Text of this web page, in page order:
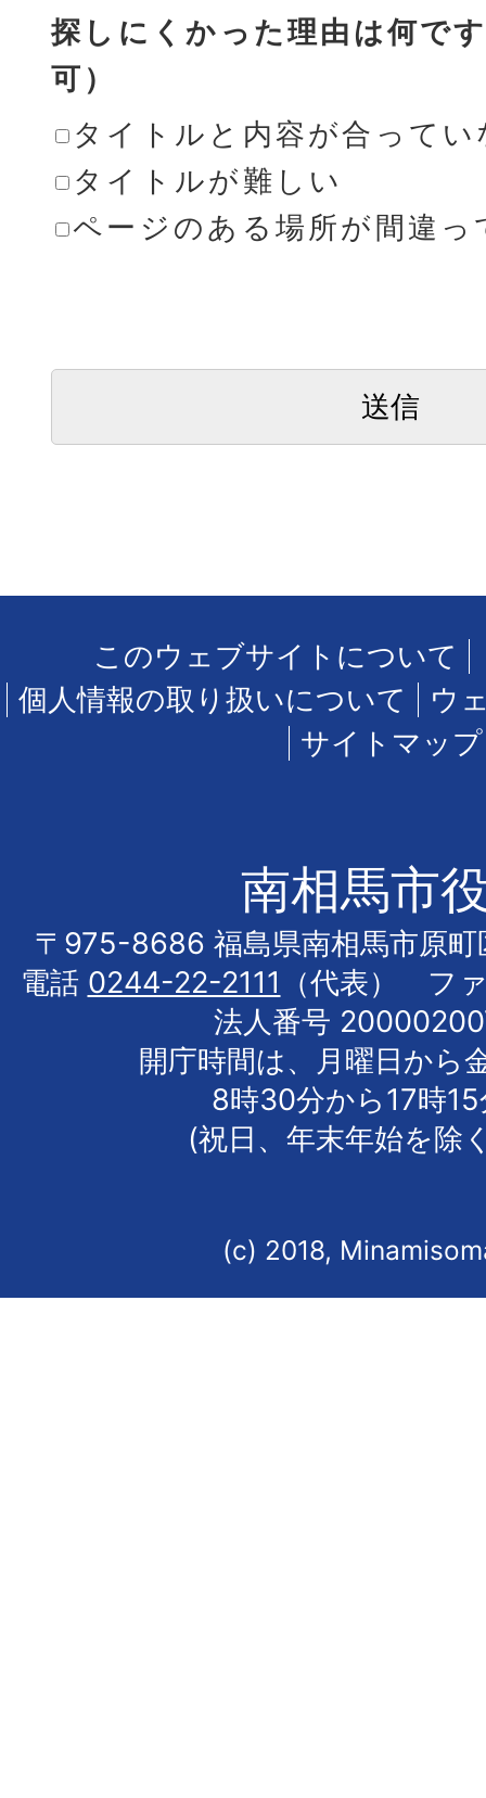
探しにくかった理由は何で
可）
タイトルと内容が合ってい
タイトルが難しい
ページのある場所が間違っ
このウェブサイトについて
個人情報の取り扱いについて
ウ
サイトマップ
南相馬市
〒975-8686 福島県南相馬市原町
電話 0244-22-2111
（代表） フ
法人番号
開庁時間は、月曜日から
8時30分から17時
(祝日、年末年始を除
(c) 2018,